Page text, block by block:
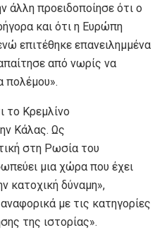
άλλη προειδοποίησε ότι ο
και ότι η Ευρώπη
επιτέθηκε επανειλημμένα
από νωρίς να
πολέμου».
το Κρεμλίνο
Κάλας. Ως
στη Ρωσία του
μια χώρα που έχει
κατοχική δύναμη»,
με τις κατηγορίες
της ιστορίας».